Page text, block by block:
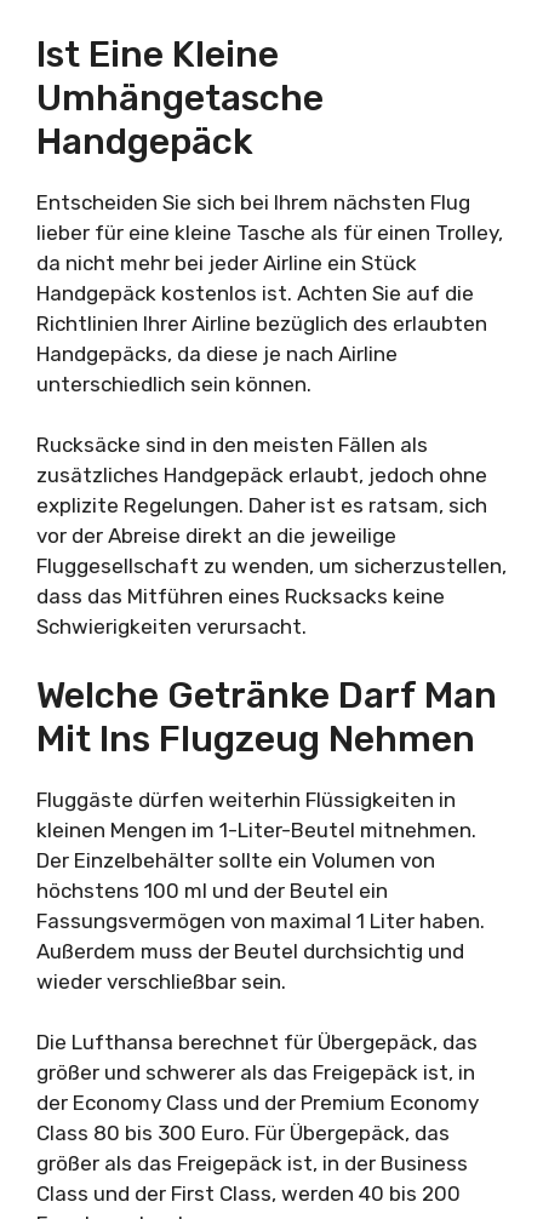
Ist Eine Kleine
Umhängetasche
Handgepäck
Entscheiden Sie sich bei Ihrem nächsten Flug
lieber für eine kleine Tasche als für einen Trolley,
da nicht mehr bei jeder Airline ein Stück
Handgepäck kostenlos ist. Achten Sie auf die
Richtlinien Ihrer Airline bezüglich des erlaubten
Handgepäcks, da diese je nach Airline
unterschiedlich sein können.
Rucksäcke sind in den meisten Fällen als
zusätzliches Handgepäck erlaubt, jedoch ohne
explizite Regelungen. Daher ist es ratsam, sich
vor der Abreise direkt an die jeweilige
Fluggesellschaft zu wenden, um sicherzustellen,
dass das Mitführen eines Rucksacks keine
Schwierigkeiten verursacht.
Welche Getränke Darf Man
Mit Ins Flugzeug Nehmen
Fluggäste dürfen weiterhin Flüssigkeiten in
kleinen Mengen im 1-Liter-Beutel mitnehmen.
Der Einzelbehälter sollte ein Volumen von
höchstens 100 ml und der Beutel ein
Fassungsvermögen von maximal 1 Liter haben.
Außerdem muss der Beutel durchsichtig und
wieder verschließbar sein.
Die Lufthansa berechnet für Übergepäck, das
größer und schwerer als das Freigepäck ist, in
der Economy Class und der Premium Economy
Class 80 bis 300 Euro. Für Übergepäck, das
größer als das Freigepäck ist, in der Business
Class und der First Class, werden 40 bis 200